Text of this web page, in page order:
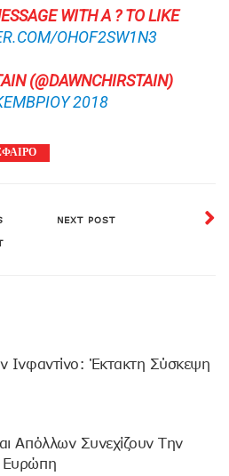
WITH A ? TO LIKE
OHOF2SW1N3
(@DAWNCHIRSTAIN)
2018
NEXT POST
Ινφαντίνο: Έκτακτη Σύσκεψη
Απόλλων Συνεχίζουν Την
Ευρώπη